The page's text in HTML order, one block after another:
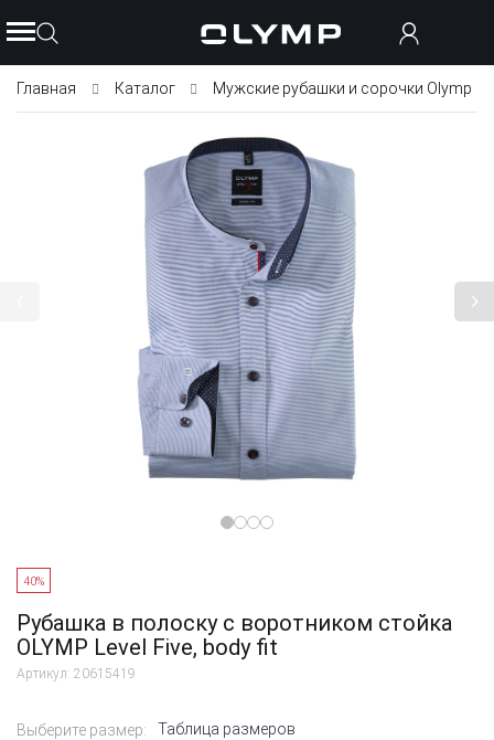
Главная Каталог Мужские рубашки и сорочки Olymp
40%
Рубашка в полоску с воротником стойка
OLYMP Level Five, body fit
Артикул: 20615419
Выберите размер: Таблица размеров